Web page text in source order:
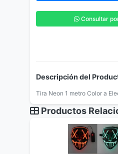
Consultar
Descripción del
Tira Neon 1 metro Color a
Productos